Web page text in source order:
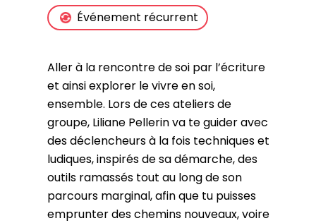
Événement récurrent
Aller à la rencontre de soi par l’écriture
et ainsi explorer le vivre en soi,
ensemble. Lors de ces ateliers de
groupe, Liliane Pellerin va te guider avec
des déclencheurs à la fois techniques et
ludiques, inspirés de sa démarche, des
outils ramassés tout au long de son
parcours marginal, afin que tu puisses
emprunter des chemins nouveaux, voire